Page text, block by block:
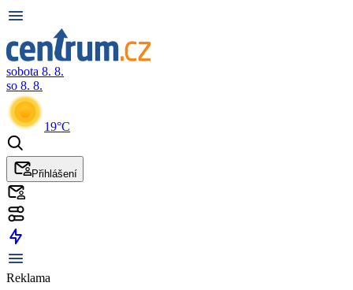
sobota 8. 8.
so 8. 8.
19°C
Přihlášení
Reklama